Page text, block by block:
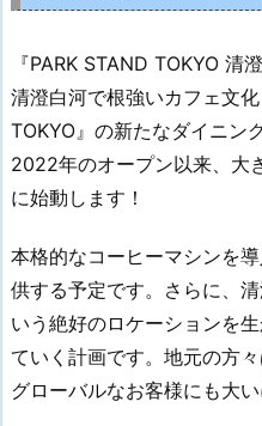
『PARK STAND TOKYO 清澄
清澄白河で根強いカフェ文
TOKYO』の新たなダイニン
2022年のオープン以来、大
に始動します！
本格的なコーヒーマシンを
供する予定です。さらに、
いう絶好のロケーションを
ていく計画です。地元の方
グローバルなお客様にも大